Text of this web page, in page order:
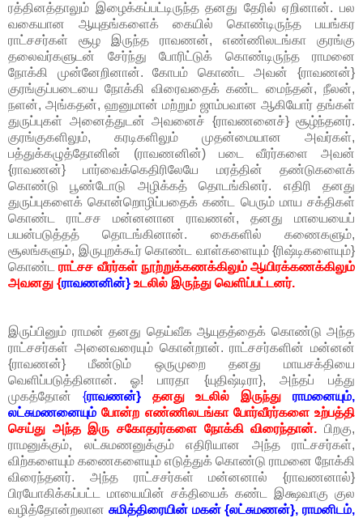
ரத்தினத்தாலும் இழைக்கப்பட்டிருந்த தனது தேரில் ஏறினான். பல
வகையான ஆயுதங்களைக் கையில் கொண்டிருந்த பயங்கர
ராட்சசர்கள் சூழ இருந்த ராவணன், எண்ணிலடங்கா குரங்கு
தலைவர்களுடன் சேர்ந்து போரிட்டுக் கொண்டிருந்த ராமனை
நோக்கி முன்னேறினான். கோபம் கொண்ட அவன் {ராவணன்}
குரங்குப்படையை நோக்கி விரைவதைக் கண்ட மைந்தன், நீலன்,
நளன், அங்கதன், ஹனுமான் மற்றும் ஜாம்பவான ஆகியோர் தங்கள்
துருப்புகள் அனைத்துடன் அவனைச் {ராவணனைச்} சூழ்ந்தனர்.
குரங்குகளிலும், கரடிகளிலும் முதன்மையான அவர்கள்,
பத்துக்கழுத்தோனின் (ராவணனின்) படை வீரர்களை அவன்
{ராவணன்} பார்வைக்கெதிரிலேயே மரத்தின் தண்டுகளைக்
கொண்டு பூண்டோடு அழிக்கத் தொடங்கினர். எதிரி தனது
துருப்புகளைக் கொன்றொழிப்பதைக் கண்ட பெரும் மாய சக்திகள்
கொண்ட ராட்சச மன்னனான ராவணன், தனது மாயையைப்
பயன்படுத்தத் தொடங்கினான். கைகளில் கணைகளும்,
சூலங்களும், இருபுறக்கூர் கொண்ட வாள்களையும் {ரிஷ்டிகளையும்}
கொண்டராட்சச வீரர்கள் நூற்றுக்கணக்கிலும் ஆயிரக்கணக்கிலும்
அவனது {ராவணனின்} உடலில் இருந்து வெளிப்பட்டனர்.
இருப்பினும் ராமன் தனது தெய்வீக ஆயுதத்தைக் கொண்டு அந்த
ராட்சசர்கள் அனைவரையும் கொன்றான். ராட்சசர்களின் மன்னன்
{ராவணன்} மீண்டும் ஒருமுறை தனது மாயசக்தியை
வெளிப்படுத்தினான். ஓ! பாரதா {யுதிஷ்டிரா}, அந்தப் பத்து
முகத்தோன் {ராவணன்} தனது உடலில் இருந்துராமனையும்,
லட்சுமணனையும் போன்ற எண்ணிலடங்கா போர்வீரர்களை உற்பத்தி
செய்து அந்த இரு சகோதரர்களை நோக்கி விரைந்தான். பிறகு,
ராமனுக்கும், லட்சுமணனுக்கும் எதிரியான அந்த ராட்சசர்கள்,
விற்களையும் கணைகளையும் எடுத்துக் கொண்டு ராமனை நோக்கி
விரைந்தனர். அந்த ராட்சசர்கள் மன்னனால் {ராவணனால்}
பிரயோகிக்கப்பட்ட மாயையின் சக்தியைக் கண்ட இக்ஷவாகு குல
வழித்தோன்றலான சுமித்திரையின் மகன் {லட்சுமணன்}, ராமனிடம்,